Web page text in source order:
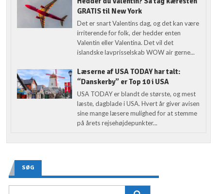
GRATIS til New York
Det er snart Valentins dag, og det kan være
irriterende for folk, der hedder enten
Valentin eller Valentina. Det vil det
islandske lavprisselskab WOW air gerne...
Læserne af USA TODAY har talt:
“Danskerby” er Top 10 i USA
USA TODAY er blandt de største, og mest
læste, dagblade i USA. Hvert år giver avisen
sine mange læsere mulighed for at stemme
på årets rejsehøjdepunkter...
SØG